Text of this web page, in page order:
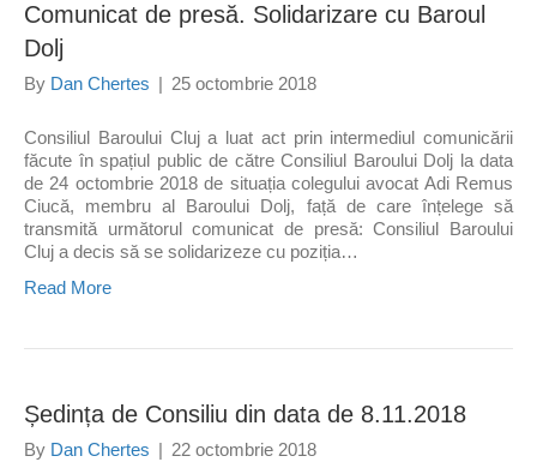
Comunicat de presă. Solidarizare cu Baroul
Dolj
By Dan Chertes | 25 octombrie 2018
Consiliul Baroului Cluj a luat act prin intermediul comunicării
făcute în spațiul public de către Consiliul Baroului Dolj la data
de 24 octombrie 2018 de situația colegului avocat Adi Remus
Ciucă, membru al Baroului Dolj, față de care înțelege să
transmită următorul comunicat de presă: Consiliul Baroului
Cluj a decis să se solidarizeze cu poziția…
Read More
Ședința de Consiliu din data de 8.11.2018
By Dan Chertes | 22 octombrie 2018